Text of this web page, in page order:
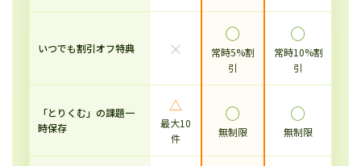
いつでも割引オフ特典 ×
◯
常時5%割
引
◯
常時10%割
引
「とりくむ」の課題一
時保存
△
最大10
件
◯
無制限
◯
無制限